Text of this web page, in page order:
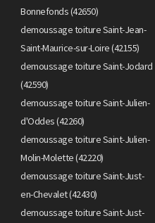
Bonnefonds (42650)
demoussage toiture Saint-Jean-
Saint-Maurice-sur-Loire (42155)
demoussage toiture Saint-Jodard
(42590)
demoussage toiture Saint-Julien-
d'Oddes (42260)
demoussage toiture Saint-Julien-
Molin-Molette (42220)
demoussage toiture Saint-Just-
en-Chevalet (42430)
demoussage toiture Saint-Just-